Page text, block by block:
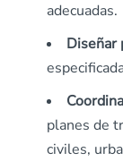
adecuadas.
Diseñar
planes de
civiles,